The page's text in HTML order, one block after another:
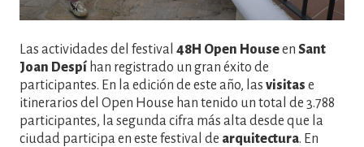
Las actividades del festival 48H Open Houseen Sant
Joan Despí han registrado un gran éxito de
participantes. En la edición de este año, las visitas e
itinerarios del Open House han tenido un total de 3.788
participantes, la segunda cifra más alta desde que la
ciudad participa en este festival de arquitectura. En